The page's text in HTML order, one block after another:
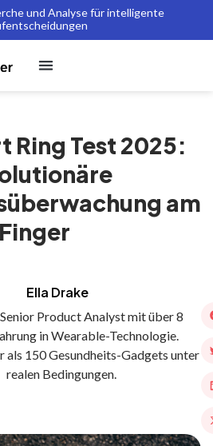
und Analyse für intelligente
Ring Test 2025:
am
Finger
Ella Drake
Product Analyst mit über 8
in Wearable-Technologie.
als 150 Gesundheits-Gadgets unter
realen Bedingungen.